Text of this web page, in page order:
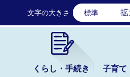
石岡市公式
文字の大きさ 標準 拡
くらし・手続き 子育て